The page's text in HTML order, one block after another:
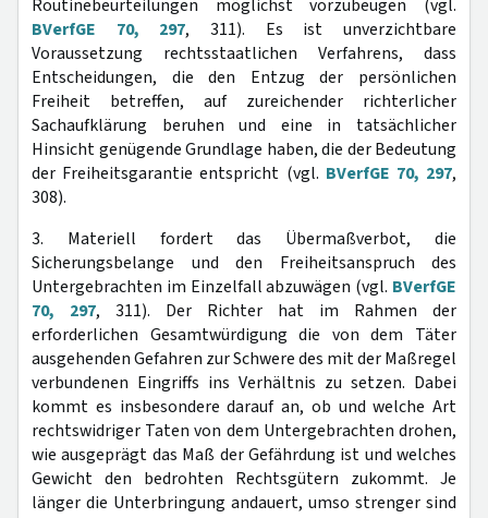
Routinebeurteilungen möglichst vorzubeugen (vgl.
BVerfGE 70, 297, 311). Es ist unverzichtbare
Voraussetzung rechtsstaatlichen Verfahrens, dass
Entscheidungen, die den Entzug der persönlichen
Freiheit betreffen, auf zureichender richterlicher
Sachaufklärung beruhen und eine in tatsächlicher
Hinsicht genügende Grundlage haben, die der Bedeutung
der Freiheitsgarantie entspricht (vgl. BVerfGE 70, 297,
308).
3. Materiell fordert das Übermaßverbot, die
Sicherungsbelange und den Freiheitsanspruch des
Untergebrachten im Einzelfall abzuwägen (vgl. BVerfGE
70, 297, 311). Der Richter hat im Rahmen der
erforderlichen Gesamtwürdigung die von dem Täter
ausgehenden Gefahren zur Schwere des mit der Maßregel
verbundenen Eingriffs ins Verhältnis zu setzen. Dabei
kommt es insbesondere darauf an, ob und welche Art
rechtswidriger Taten von dem Untergebrachten drohen,
wie ausgeprägt das Maß der Gefährdung ist und welches
Gewicht den bedrohten Rechtsgütern zukommt. Je
länger die Unterbringung andauert, umso strenger sind